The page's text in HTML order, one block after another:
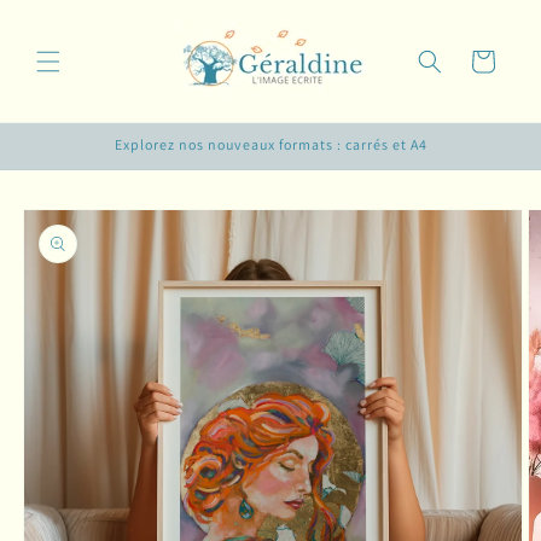
au
contenu
Panier
Explorez nos nouveaux formats : carrés et A4
Passer aux
informations
produits
le